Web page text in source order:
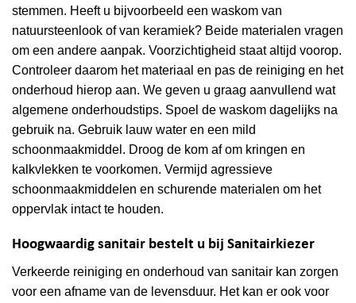
stemmen. Heeft u bijvoorbeeld een waskom van
natuursteenlook of van keramiek? Beide materialen vragen
om een andere aanpak. Voorzichtigheid staat altijd voorop.
Controleer daarom het materiaal en pas de reiniging en het
onderhoud hierop aan. We geven u graag aanvullend wat
algemene onderhoudstips. Spoel de waskom dagelijks na
gebruik na. Gebruik lauw water en een mild
schoonmaakmiddel. Droog de kom af om kringen en
kalkvlekken te voorkomen. Vermijd agressieve
schoonmaakmiddelen en schurende materialen om het
oppervlak intact te houden.
Hoogwaardig sanitair bestelt u bij Sanitairkiezer
Verkeerde reiniging en onderhoud van sanitair kan zorgen
voor een afname van de levensduur. Het kan er ook voor